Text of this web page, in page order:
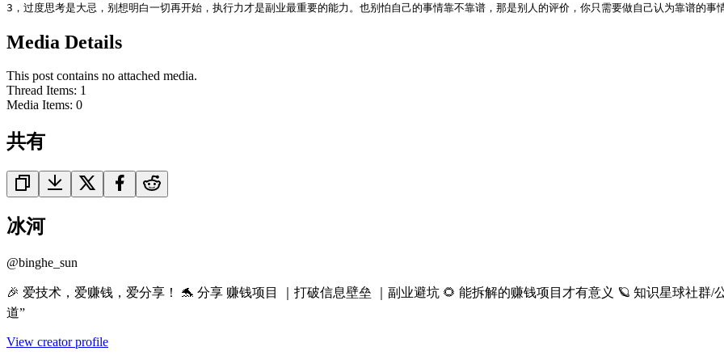
3，过度思考是大忌，别想明白一切再开始，执行力才是副业最重要的能力。也别怕自己的事情靠不靠谱，那是别人的评价，你只需要做自己认为靠谱的事
Media Details
This post contains no attached media.
Thread Items: 1
Media Items: 0
共有
冰河
@binghe_sun
🎉 爱技术，爱赚钱，爱分享！ 🐬 分享 赚钱项目 ｜打破信息壁垒 ｜副业避坑 🌻 能拆解的赚钱项目才有意义 🪐 知识星球社群/
道”
View creator profile